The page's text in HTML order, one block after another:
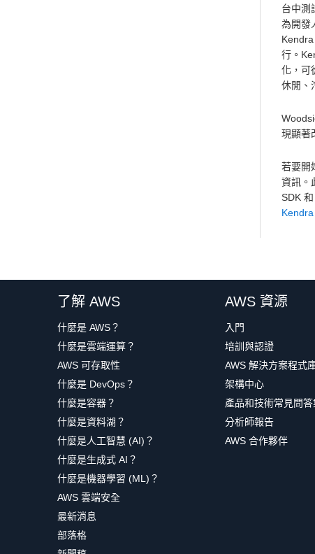
台中測
為開發
行。
化，可
休閒、
現顯著
若要開
資訊。
SDK
了解 AWS
什麼是 AWS？
什麼是雲端運算？
AWS 可存取性
什麼是 DevOps？
什麼是容器？
什麼是資料湖？
什麼是人工智慧 (AI)？
什麼是生成式 AI？
什麼是機器學習 (ML)？
AWS 雲端安全
最新消息
部落格
AWS 資源
入門
培訓與認證
AWS 解決方案程式
架構中心
產品和技術常見問答
分析師報告
AWS 合作夥伴